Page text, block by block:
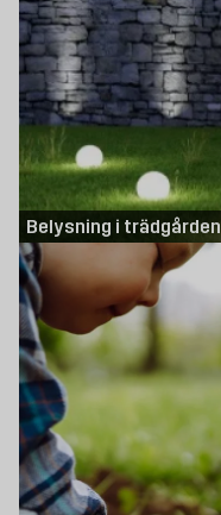
Belysning i trädgården